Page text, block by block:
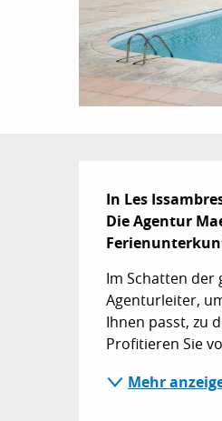
In Les
Die Agentur
Im Schatten der
Agenturleiter,
Ihnen passt, zu
Profitieren Sie
Mehr